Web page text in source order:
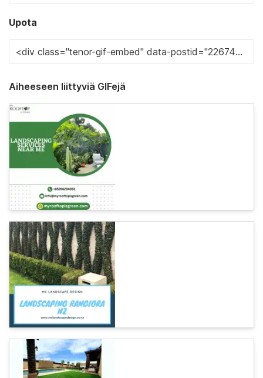
Upota
Aiheeseen liittyviä GIFejä